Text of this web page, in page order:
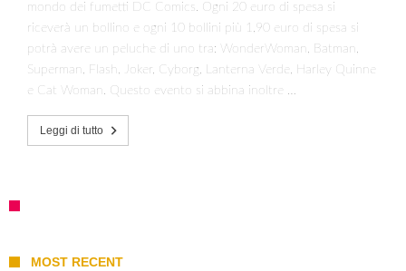
mondo dei fumetti DC Comics. Ogni 20 euro di spesa si
riceverà un bollino e ogni 10 bollini più 1,90 euro di spesa si
potrà avere un peluche di uno tra: WonderWoman, Batman,
Superman, Flash, Joker, Cyborg, Lanterna Verde, Harley Quinne
e Cat Woman. Questo evento si abbina inoltre …
Leggi di tutto
MOST RECENT